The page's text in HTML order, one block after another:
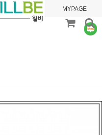
ORDER MYPAGE